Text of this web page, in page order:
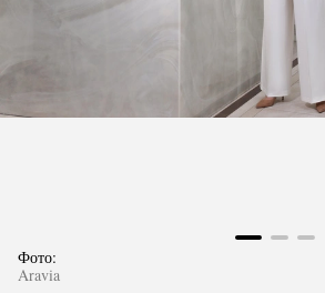
Фото:
Aravia